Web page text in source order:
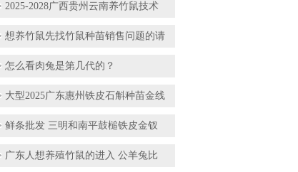
2025-2028广西贵州云南养竹鼠技术
想养竹鼠先找竹鼠种苗销售问题的请
怎么看肉兔是第几代的？
大型2025广东惠州铁皮石斛种苗金线
鲜条批发 三明和南平鼓槌铁皮金钗
广东人想养殖竹鼠的进入 公羊兔比